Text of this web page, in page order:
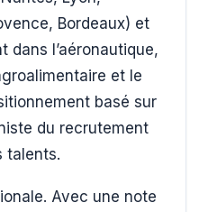
Bordeaux) et
dans l’aéronautique,
et le
basé sur
du recrutement
talents.
Avec une note